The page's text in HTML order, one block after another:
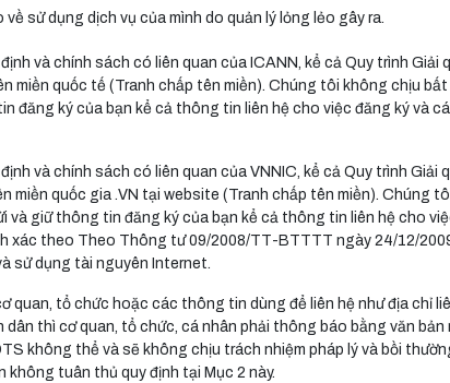
về sử dụng dịch vụ của mình do quản lý lỏng lẻo gây ra.
và chính sách có liên quan của ICANN, kể cả Quy trình Giải
miền quốc tế (Tranh chấp tên miền). Chúng tôi không chịu
đăng ký của bạn kể cả thông tin liên hệ cho việc đăng ký và
và chính sách có liên quan của VNNIC, kể cả Quy trình Giải
miền quốc gia .VN tại website (Tranh chấp tên miền). Chúng
và giữ thông tin đăng ký của bạn kể cả thông tin liên hệ cho
xác theo Theo Thông tư 09/2008/TT-BTTTT ngày 24/12/
sử dụng tài nguyên Internet.
quan, tổ chức hoặc các thông tin dùng để liên hệ như địa chỉ
dân thì cơ quan, tổ chức, cá nhân phải thông báo bằng văn
không thể và sẽ không chịu trách nhiệm pháp lý và bồi
tuân thủ quy định tại Mục 2 này.